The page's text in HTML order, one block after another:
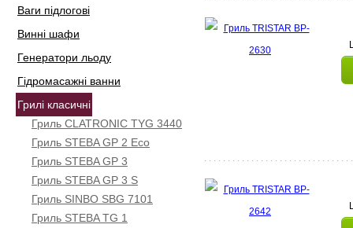
Ваги підлогові
Винні шафи
Генератори льоду
Гідромасажні ванни
Грилі класичні
Гриль CLATRONIC TYG 3440
Гриль STEBA GP 2 Eco
Гриль STEBA GP 3
Гриль STEBA GP 3 S
Гриль SINBO SBG 7101
Гриль STEBA TG 1